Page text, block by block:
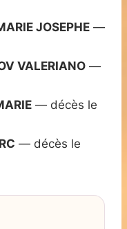
JOSEPHE —
VALERIANO —
— décès le
— décès le